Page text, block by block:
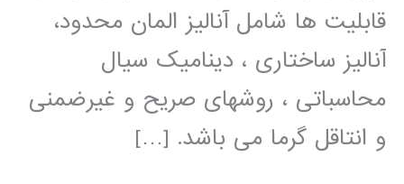
قابلیت ها شامل آنالیز المان محدود،
آنالیز ساختاری ، دینامیک سیال
محاسباتی ، روشهای صریح و غیرضمنی
و انتاقل گرما می باشد. […]